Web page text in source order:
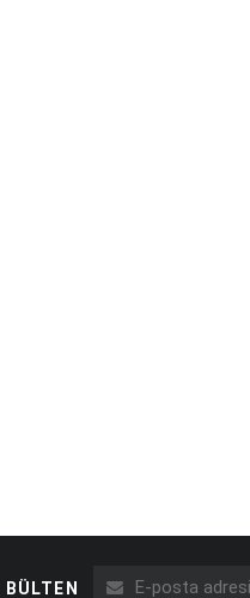
BÜLTEN